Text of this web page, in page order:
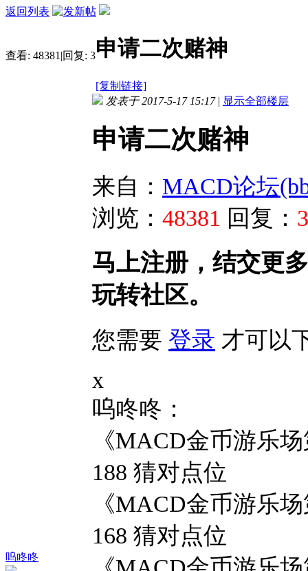
返回列表
查看: 48381 |回复: 3申请二次赌神
[复制链接]
呜咚咚
发表于 2017-5-17 15:17 | 显示全部楼层
申请二次赌神
来自： MACD论坛
浏览： 48381 回复： 3
马上注册，结交更
玩转社区。
您需要 登录 才可以
x
呜咚咚：
《MACD金币游乐
188 猜对点位
《MACD金币游乐
168 猜对点位